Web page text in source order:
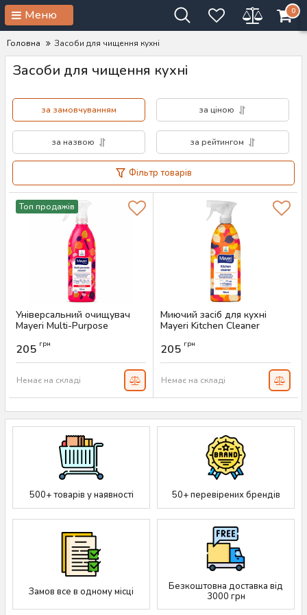
Меню 0
Головна Засоби для чищення кухні
Засоби для чищення кухні
за замовчуванням за ціною
за назвою за рейтингом
Фільтр товарів
Топ продажів
Універсальний очищувач
Mayeri Multi-Purpose
Артикул:
205 грн
Немає на складі
Миючий засіб для кухні
Mayeri Kitchen Cleaner
Артикул:
205 грн
Немає на складі
500+ товарів у наявності 50+ перевірених брендів
Замов все в одному місці
Безкоштовна доставка від
3000 грн